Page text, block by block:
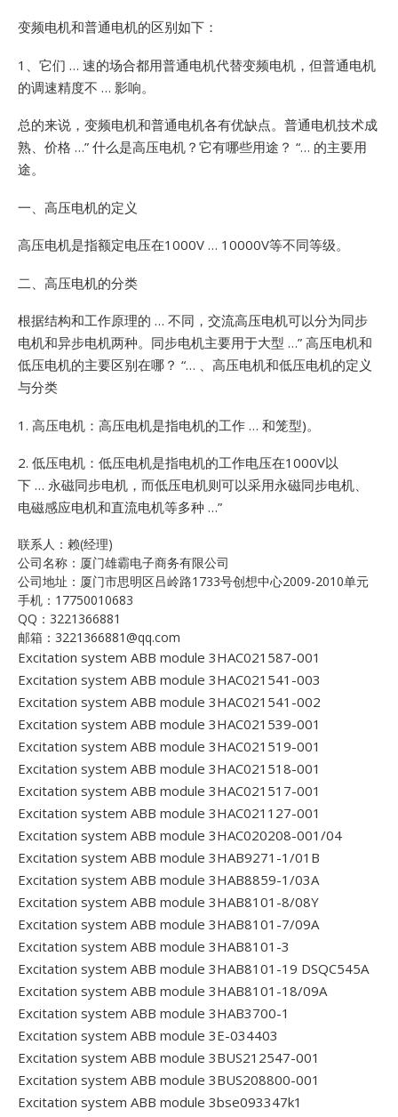
变频电机和普通电机的区别如下：
1、它们 … 速的场合都用普通电机代替变频电机，但普通电机
的调速精度不 … 影响。
总的来说，变频电机和普通电机各有优缺点。普通电机技术成
熟、价格 …” 什么是高压电机？它有哪些用途？ “… 的主要用
途。
一、高压电机的定义
高压电机是指额定电压在1000V … 10000V等不同等级。
二、高压电机的分类
根据结构和工作原理的 … 不同，交流高压电机可以分为同步
电机和异步电机两种。同步电机主要用于大型 …” 高压电机和
低压电机的主要区别在哪？ “… 、高压电机和低压电机的定义
与分类
1. 高压电机：高压电机是指电机的工作 … 和笼型)。
2. 低压电机：低压电机是指电机的工作电压在1000V以
下 … 永磁同步电机，而低压电机则可以采用永磁同步电机、
电磁感应电机和直流电机等多种 …”
联系人：赖(经理)
公司名称：厦门雄霸电子商务有限公司
公司地址：厦门市思明区吕岭路1733号创想中心2009-2010单元
手机：17750010683
QQ：3221366881
邮箱：3221366881@qq.com
Excitation system ABB module 3HAC021587-001
Excitation system ABB module 3HAC021541-003
Excitation system ABB module 3HAC021541-002
Excitation system ABB module 3HAC021539-001
Excitation system ABB module 3HAC021519-001
Excitation system ABB module 3HAC021518-001
Excitation system ABB module 3HAC021517-001
Excitation system ABB module 3HAC021127-001
Excitation system ABB module 3HAC020208-001/04
Excitation system ABB module 3HAB9271-1/01B
Excitation system ABB module 3HAB8859-1/03A
Excitation system ABB module 3HAB8101-8/08Y
Excitation system ABB module 3HAB8101-7/09A
Excitation system ABB module 3HAB8101-3
Excitation system ABB module 3HAB8101-19 DSQC545A
Excitation system ABB module 3HAB8101-18/09A
Excitation system ABB module 3HAB3700-1
Excitation system ABB module 3E-034403
Excitation system ABB module 3BUS212547-001
Excitation system ABB module 3BUS208800-001
Excitation system ABB module 3bse093347k1